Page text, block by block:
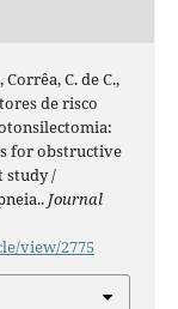
C. de C.,
de risco
for obstructive
study /
Journal
view/2775